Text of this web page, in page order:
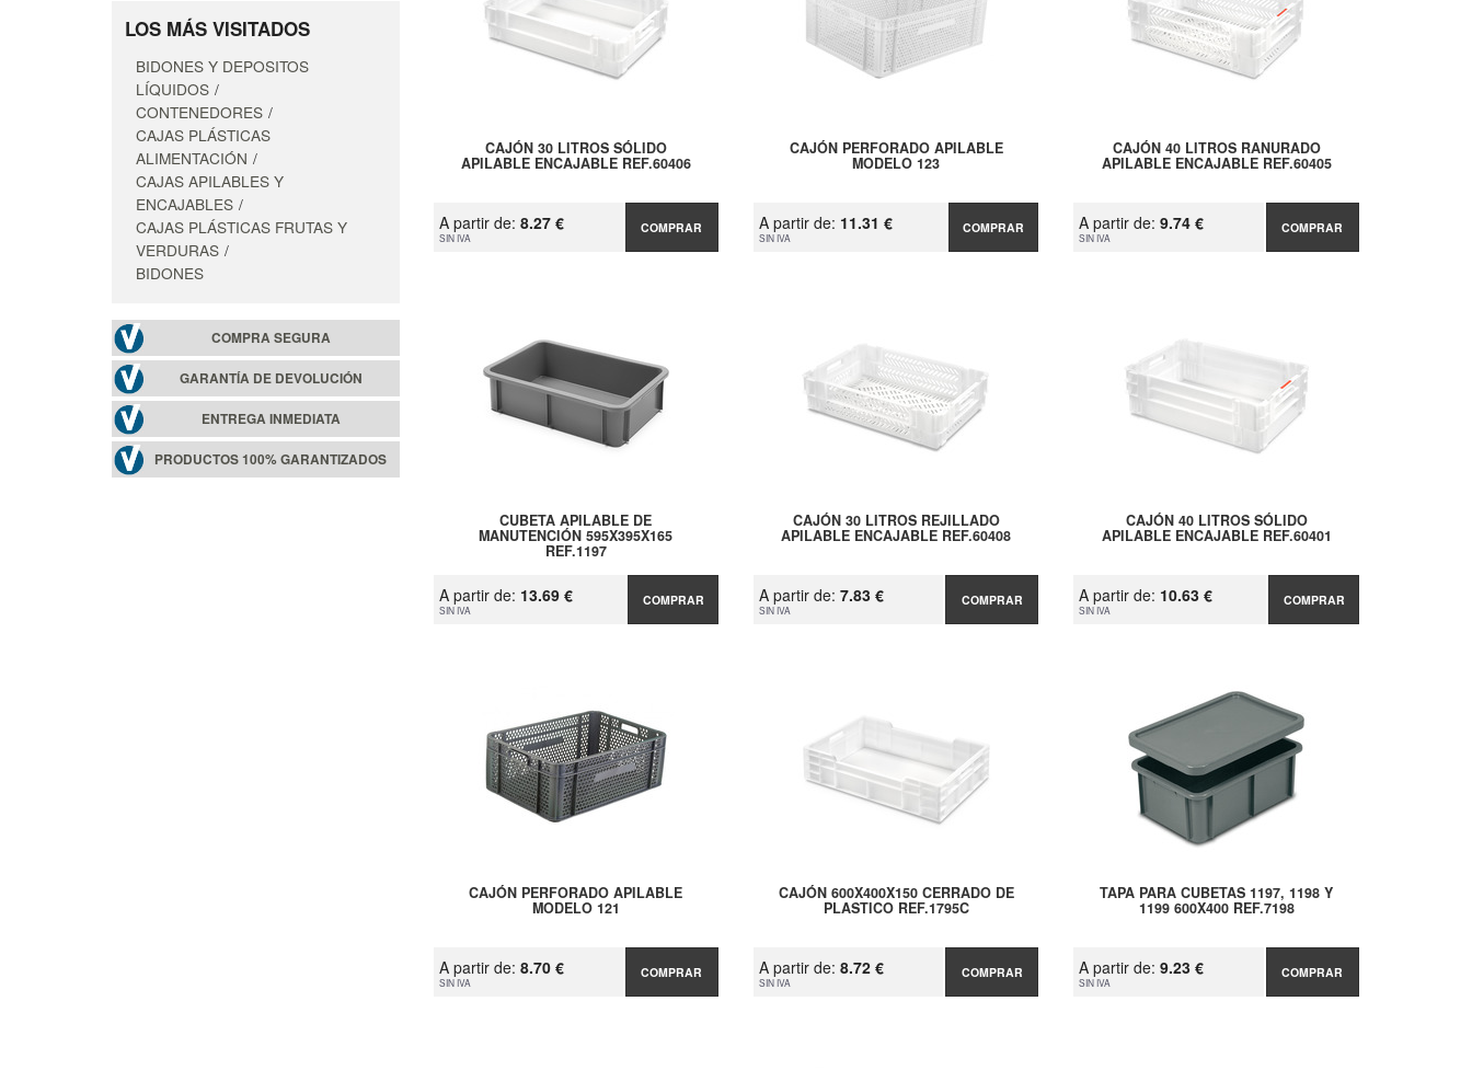
LOS MÁS VISITADOS
BIDONES Y DEPOSITOS
LÍQUIDOS
CONTENEDORES
CAJAS PLÁSTICAS
ALIMENTACIÓN
CAJAS APILABLES Y
ENCAJABLES
CAJAS PLÁSTICAS FRUTAS Y
VERDURAS
BIDONES
COMPRA SEGURA
GARANTÍA DE DEVOLUCIÓN
ENTREGA INMEDIATA
PRODUCTOS 100% GARANTIZADOS
CAJÓN 30 LITROS SÓLIDO
APILABLE ENCAJABLE REF.60406
A partir de: 8.27 €
SIN IVA
COMPRAR
CAJÓN PERFORADO APILABLE
MODELO 123
A partir de: 11.31 €
SIN IVA
COMPRAR
CAJÓN 40 LITROS RANURADO
APILABLE ENCAJABLE REF.60405
A partir de:9.74 €
SIN IVA
COMPRAR
CUBETA APILABLE DE
MANUTENCIÓN 595X395X165
REF.1197
A partir de: 13.69 €
SIN IVA
COMPRAR
CAJÓN 30 LITROS REJILLADO
APILABLE ENCAJABLE REF.60408
A partir de: 7.83 €
SIN IVA
COMPRAR
CAJÓN 40 LITROS SÓLIDO
APILABLE ENCAJABLE REF.60401
A partir de: 10.63 €
SIN IVA
COMPRAR
CAJÓN PERFORADO APILABLE
MODELO 121
A partir de: 8.70 €
SIN IVA
COMPRAR
CAJÓN 600X400X150 CERRADO DE
PLASTICO REF.1795C
A partir de: 8.72 €
SIN IVA
COMPRAR
TAPA PARA CUBETAS 1197, 1198 Y
1199 600X400 REF.7198
A partir de:9.23 €
SIN IVA
COMPRAR